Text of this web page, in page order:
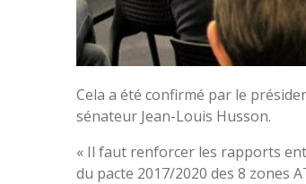
Cela a été confirmé par le
sénateur Jean-Louis Husson.
« Il faut renforcer les rapports
du pacte 2017/2020 des 8 zones